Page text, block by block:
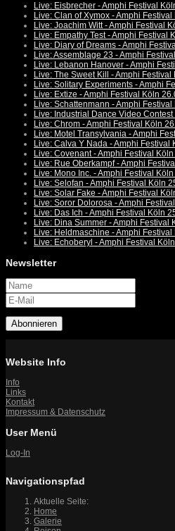
Live: Eisbrecher - Amphi Festival
Live: Clan of Xymox - Amphi
Live: Joachim Witt - Amphi Festival
Live: Empathy Test - Amphi Festival
Live: Diary of Dreams - Amphi
Live: Assemblage 23 - Amphi
Live: Lebanon Hanover - Amphi
Live: The Sweet Kill - Amphi
Live: Solitary Experiments - Amphi
Live: Extize - Amphi Festival Köln
Live: Schattenmann - Amphi
Live: Industrial Dance Video
Live: Chrom - Amphi Festival Köln
Live: Motel Transylvania - Amphi
Live: Calva Y Nada - Amphi Festival
Live: Covenant - Amphi Festival
Live: Rue Oberkampf - Amphi
Live: Mono Inc. - Amphi Festival
Live: Selofan - Amphi Festival Köln
Live: Solar Fake - Amphi Festival
Live: Soror Dolorosa - Amphi
Live: Das Ich - Amphi Festival Köln
Live: Dina Summer - Amphi Festival
Live: Heldmaschine - Amphi
Live: Echoberyl - Amphi Festival
Newsletter
Abonnieren
Website Info
Info
Links
Kontakt
Impressum & Datenschutz
User Menü
Log-In
Navigationspfad
Aktuelle Seite:
Home
Galerie